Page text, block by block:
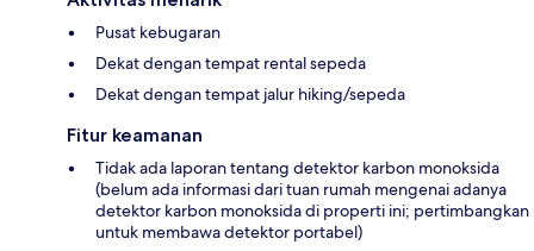
Pusat kebugaran
Dekat dengan tempat rental sepeda
Dekat dengan tempat jalur hiking/sepeda
Fitur keamanan
Tidak ada laporan tentang detektor karbon monoksida
(belum ada informasi dari tuan rumah mengenai adanya
detektor karbon monoksida di properti ini; pertimbangkan
untuk membawa detektor portabel)